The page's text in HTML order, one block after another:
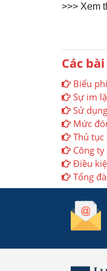
>>> Xem
Các
Biểu
Sự im
Sử
Mức
Thủ
Công
Điều
Tổng